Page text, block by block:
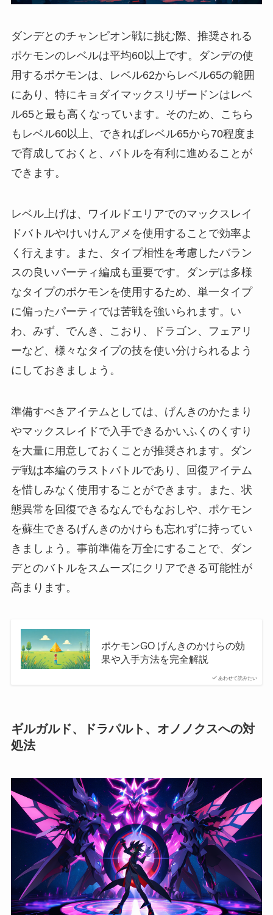
ダンデとのチャンピオン戦に挑む際、推奨される
ポケモンのレベルは平均60以上です。ダンデの使
用するポケモンは、レベル62からレベル65の範囲
にあり、特にキョダイマックスリザードンはレベ
ル65と最も高くなっています。そのため、こちら
もレベル60以上、できればレベル65から70程度ま
で育成しておくと、バトルを有利に進めることが
できます。
レベル上げは、ワイルドエリアでのマックスレイ
ドバトルやけいけんアメを使用することで効率よ
く行えます。また、タイプ相性を考慮したバラン
スの良いパーティ編成も重要です。ダンデは多様
なタイプのポケモンを使用するため、単一タイプ
に偏ったパーティでは苦戦を強いられます。い
わ、みず、でんき、こおり、ドラゴン、フェアリ
ーなど、様々なタイプの技を使い分けられるよう
にしておきましょう。
準備すべきアイテムとしては、げんきのかたまり
やマックスレイドで入手できるかいふくのくすり
を大量に用意しておくことが推奨されます。ダン
デ戦は本編のラストバトルであり、回復アイテム
を惜しみなく使用することができます。また、状
態異常を回復できるなんでもなおしや、ポケモン
を蘇生できるげんきのかけらも忘れずに持ってい
きましょう。事前準備を万全にすることで、ダン
デとのバトルをスムーズにクリアできる可能性が
高まります。
あわせて読みたい
ポケモンGO げんきのかけらの効
果や入手方法を完全解説
ギルガルド、ドラパルト、オノノクスへの対
処法